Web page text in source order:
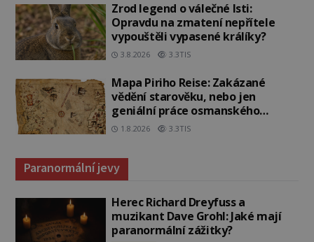
Zrod legend o válečné lsti:
Opravdu na zmatení nepřítele
vypouštěli vypasené králíky?
3.8.2026 3.3TIS
Mapa Piriho Reise: Zakázané
vědění starověku, nebo jen
geniální práce osmanského
admirála?
1.8.2026 3.3TIS
Paranormální jevy
Herec Richard Dreyfuss a
muzikant Dave Grohl: Jaké mají
paranormální zážitky?